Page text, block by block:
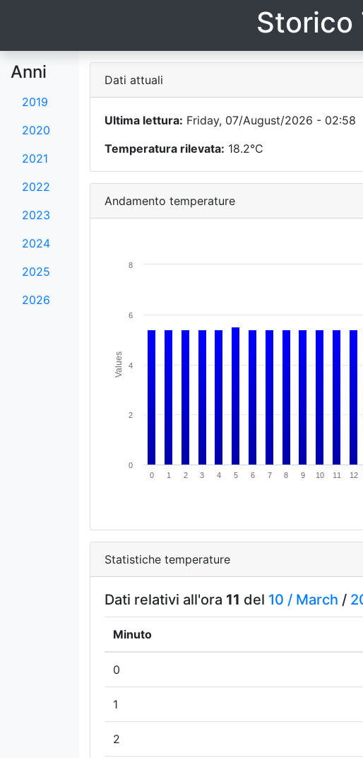
Storico
Anni
2019
2020
2021
2022
2023
2024
2025
2026
Dati attuali
Ultima lettura: Friday, 07/August/2026 - 02:58
Temperatura rilevata: 18.2°C
Andamento temperature
Values
0 1 2 3 4 5 6 7 8 9 10 11 12
0
2
4
6
8
Statistiche temperature
Dati relativi all'ora 11 del 10 / March /
Minuto
0
1
2